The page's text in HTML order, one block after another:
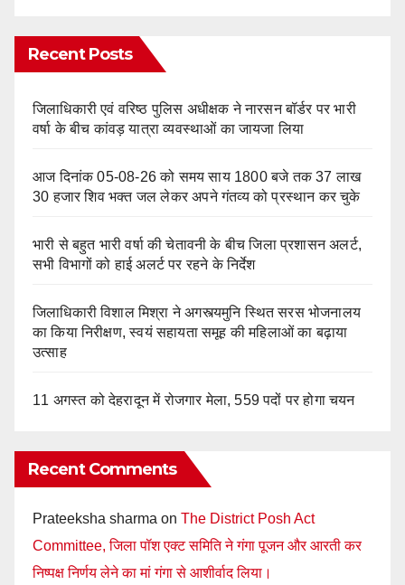
Recent Posts
जिलाधिकारी एवं वरिष्ठ पुलिस अधीक्षक ने नारसन बॉर्डर पर भारी
वर्षा के बीच कांवड़ यात्रा व्यवस्थाओं का जायजा लिया
आज दिनांक 05-08-26 को समय साय 1800 बजे तक 37 लाख
30 हजार शिव भक्त जल लेकर अपने गंतव्य को प्रस्थान कर चुके
भारी से बहुत भारी वर्षा की चेतावनी के बीच जिला प्रशासन अलर्ट,
सभी विभागों को हाई अलर्ट पर रहने के निर्देश
जिलाधिकारी विशाल मिश्रा ने अगस्त्यमुनि स्थित सरस भोजनालय
का किया निरीक्षण, स्वयं सहायता समूह की महिलाओं का बढ़ाया
उत्साह
11 अगस्त को देहरादून में रोजगार मेला, 559 पदों पर होगा चयन
Recent Comments
Prateeksha sharma on The District Posh Act
Committee, जिला पॉश एक्ट समिति ने गंगा पूजन और आरती कर
निष्पक्ष निर्णय लेने का मां गंगा से आशीर्वाद लिया।